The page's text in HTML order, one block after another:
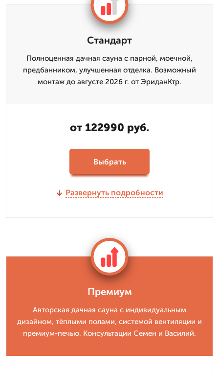
Стандарт
Полноценная дачная сауна с парной, моечной,
предбанником, улучшенная отделка. Возможный
монтаж до августе 2026 г. от ЭриданКтр.
от 122990 руб.
Выбрать
Развернуть подробности
Премиум
Авторская дачная сауна с индивидуальным
дизайном, тёплыми полами, системой вентиляции и
премиум-печью. Консультации Семен и Василий.